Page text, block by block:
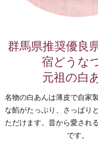
群馬県推奨優良
宿どうな
元祖の白
名物の白あんは薄皮で自家
な餡がたっぷり、さっぱり
ただけます。昔から愛され
です。